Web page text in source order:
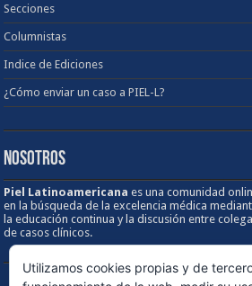
Secciones
Columnistas
Indice de Ediciones
¿Cómo enviar un caso a PIEL-L?
NOSOTROS
Piel Latinoamericanaes una comunidad
en la búsqueda de la excelencia médica
la educación continua y la discusión entre
de casos clínicos.
Sobre los
Utilizamos cookies propias y de